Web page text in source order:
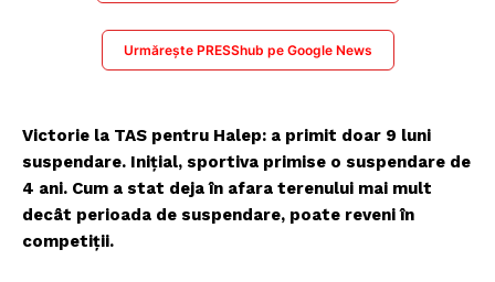
Urmărește PRESShub pe Google News
Victorie la TAS pentru Halep: a primit doar 9 luni
suspendare. Inițial, sportiva primise o suspendare de
4 ani. Cum a stat deja în afara terenului mai mult
decât perioada de suspendare, poate reveni în
competiții.